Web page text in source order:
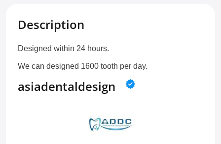
Description
Designed within 24 hours.
We can designed 1600 tooth per day.
asiadentaldesign